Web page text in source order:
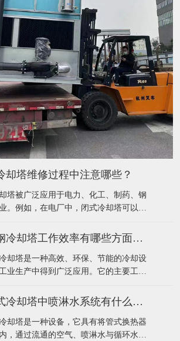
却塔维修过程中注意哪些？
塔被广泛应用于电力、化工、制药、钢
。例如，在电厂中，闭式冷却塔可以有
业中，该设备可以有效地降低高炉排放
度，减少环境污染。​在闭式冷却塔的维修
需要注意以下几点：定期检查：应定期
却塔进行详细检查，包括塔体、集水
不锈钢冷却塔工作效率有哪些方面提高？
却塔是一种高效、环保、节能的冷却设
业生产中得到广泛应用。它的主要工作
冷器内热水的热量迅速传递到填料中，
风机将热空气排出室外，完成热量的转
冷却效果。​不锈钢冷却塔的工作效率主
过以下几个方面来提高：1、采用高效的
封闭式冷却塔中喷淋水系统有什么作用？
却塔是一种设备，它具有将管式换热器
，通过流通的空气、喷淋水与循环水的